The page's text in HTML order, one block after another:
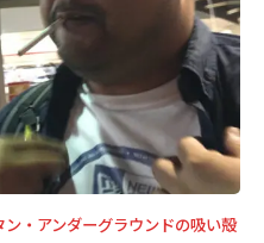
・アンダーグラウンドの吸い殻